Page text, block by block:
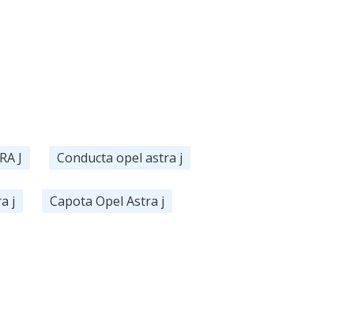
J Conducta opel astra j
j Capota Opel Astra j